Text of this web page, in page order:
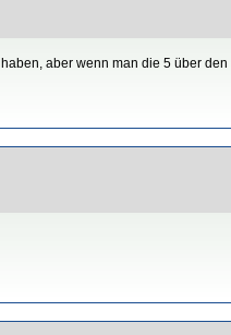
aber wenn man die 5 über